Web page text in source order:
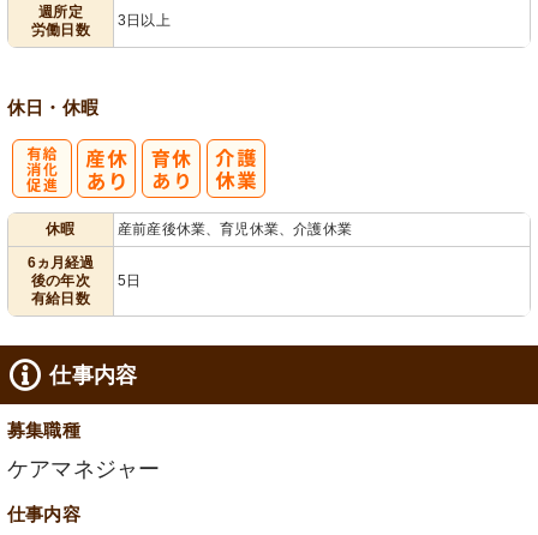
週所定
労働日数
3日以上
休日・休暇
休暇
産前産後休業、育児休業、介護休業
6ヵ月経過
後の年次
有給日数
5日
仕事内容
募集職種
ケアマネジャー
仕事内容